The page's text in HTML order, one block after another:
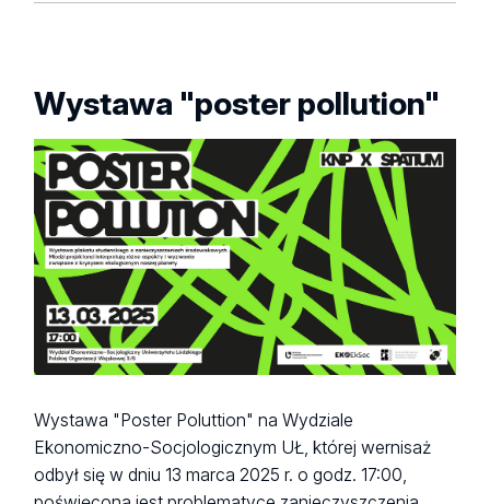
Wystawa "poster pollution"
Wystawa "Poster Poluttion" na Wydziale
Ekonomiczno-Socjologicznym UŁ, której wernisaż
odbył się w dniu 13 marca 2025 r. o godz. 17:00,